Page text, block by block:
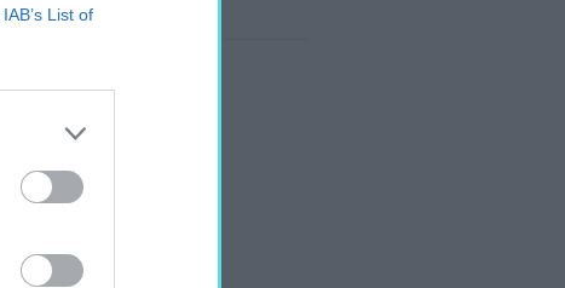
IAB’s List of